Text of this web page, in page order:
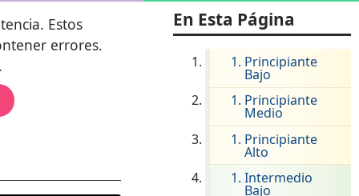
Programas para Aprendices
Educación Superior
Lugares de trabajo
Contactar Soporte
En Esta Página
Principiante
Bajo
Principiante
Medio
Principiante
Alto
Intermedio
Bajo
Estos
errores.